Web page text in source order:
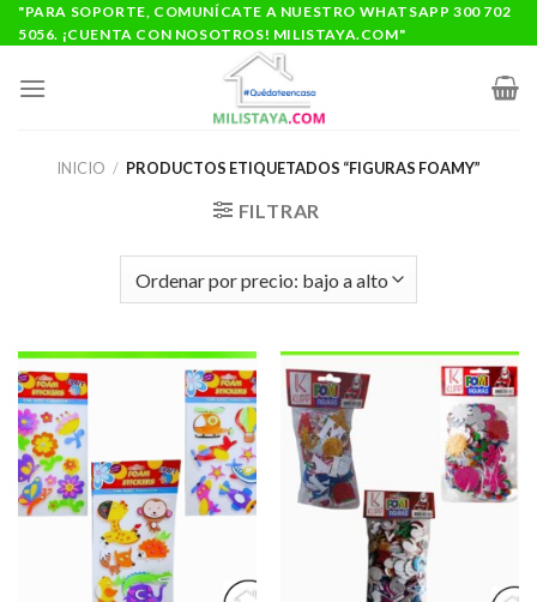
Saltar
al
"PARA SOPORTE, COMUNÍCATE A NUESTRO WHATSAPP 300 702
5056. ¡CUENTA CON NOSOTROS! MILISTAYA.COM"
INICIO / PRODUCTOS ETIQUETADOS “FIGURAS FOAMY”
FILTRAR